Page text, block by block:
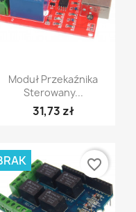
Szybki podgląd
Moduł Przekaźnika
Sterowany...
31,73 zł
favorite_border